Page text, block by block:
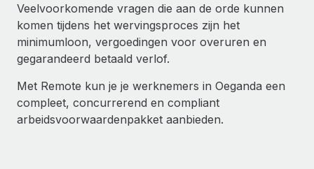
Blijf compliance-risico's voor
Apparaatbeheer
Lever en track wereldwijd IT-middelen
Entiteiten oprichten
Stel snel compliant entiteiten op
Weaviate in één oogopslag Weaviate bouwt open source,
AI-first infrastructuur. De missie van het...
Meer informatie
Reverse Tech's strategische samenwerking
met Remote voor contractor management en
BLOG
Global Payroll
EOR en PEO
Contractor Management
Belastingen
Veelvoorkomende vragen die aan de orde kunnen
komen tijdens het wervingsproces zijn het
minimumloon, vergoedingen voor overuren en
gegarandeerd betaald verlof.
Met Remote kun je je werknemers in Oeganda een
compleet, concurrerend en compliant
arbeidsvoorwaardenpakket aanbieden.